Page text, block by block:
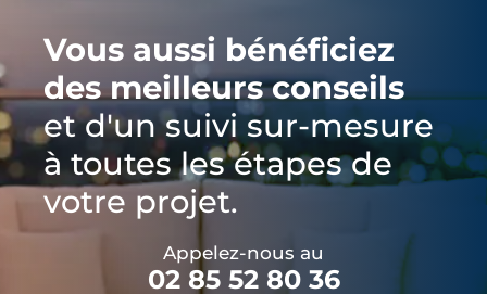
Vous aussi bénéficiez
des meilleurs conseils
et d'un suivi sur-mesure
à toutes les étapes de
votre projet.
Appelez-nous au
02 85 52 80 36